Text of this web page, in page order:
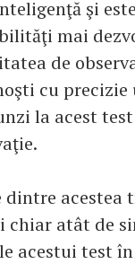
şi
mai
de
cu
la acest
dintre
atât de
acestui test